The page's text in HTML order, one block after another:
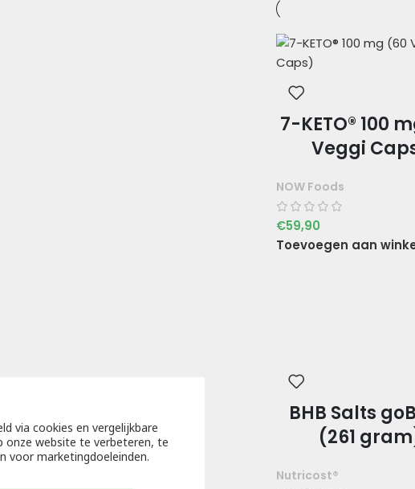
7-KETO® 100
Veggi
NOW Foods
€59,90
Toevoegen aan
BHB Salts
(261
Nutricost®
via cookies en vergelijkbare
onze website te verbeteren, te
voor marketingdoeleinden.